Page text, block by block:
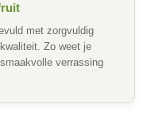
met zorgvuldig
Zo weet je
verrassing